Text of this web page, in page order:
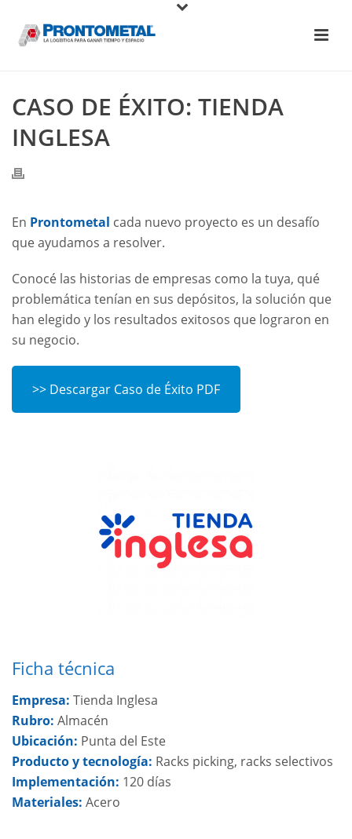
CASO DE ÉXITO: TIENDA
INGLESA
En Prontometal cada nuevo proyecto es un desafío
que ayudamos a resolver.
Conocé las historias de empresas como la tuya, qué
problemática tenían en sus depósitos, la solución que
han elegido y los resultados exitosos que lograron en
su negocio.
>> Descargar Caso de Éxito PDF
Ficha técnica
Empresa: Tienda Inglesa
Rubro: Almacén
Ubicación: Punta del Este
Producto y tecnología: Racks picking, racks selectivos
Implementación: 120 días
Materiales: Acero